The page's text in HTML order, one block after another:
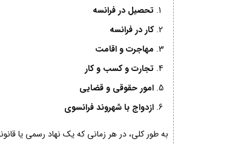
تحصیل در فرانسه
کار در فرانسه
مهاجرت و اقامت
تجارت و کسب و کار
امور حقوقی و قضایی
ازدواج با شهروند فرانسوی
به طور کلی، در هر زمانی که یک نهاد رسمی یا